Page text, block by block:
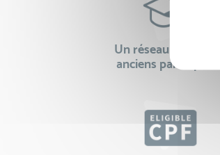
Un réseau de 22 000
anciens participants